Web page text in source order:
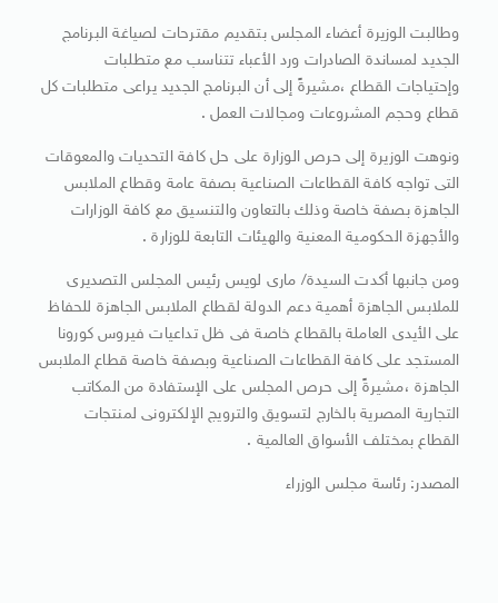
وطالبت الوزيرة أعضاء المجلس بتقديم مقترحات لصياغة البرنامج
الجديد لمساندة الصادرات ورد الأعباء تتناسب مع متطلبات
وإحتياجات القطاع ،مشيرةً إلى أن البرنامج الجديد يراعى متطلبات كل
قطاع وحجم المشروعات ومجالات العمل .
ونوهت الوزيرة إلى حرص الوزارة على حل كافة التحديات والمعوقات
التى تواجه كافة القطاعات الصناعية بصفة عامة وقطاع الملابس
الجاهزة بصفة خاصة وذلك بالتعاون والتنسيق مع كافة الوزارات
والأجهزة الحكومية المعنية والهيئات التابعة للوزارة .
ومن جانبها أكدت السيدة/ مارى لويس رئيس المجلس التصديرى
للملابس الجاهزة أهمية دعم الدولة لقطاع الملابس الجاهزة للحفاظ
على الأيدى العاملة بالقطاع خاصة فى ظل تداعيات فيروس كورونا
المستجد على كافة القطاعات الصناعية وبصفة خاصة قطاع الملابس
الجاهزة ،مشيرةً إلى حرص المجلس على الإستفادة من المكاتب
التجارية المصرية بالخارج لتسويق والترويج الإلكترونى لمنتجات
القطاع بمختلف الأسواق العالمية .
المصدر: رئاسة مجلس الوزراء